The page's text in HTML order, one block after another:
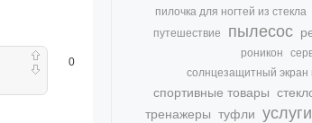
0
пилочка для ногтей из стекла
путешествие
пылесос
роникон
солнцезащитный экран
спортивные товары
тренажеры туфли услуги